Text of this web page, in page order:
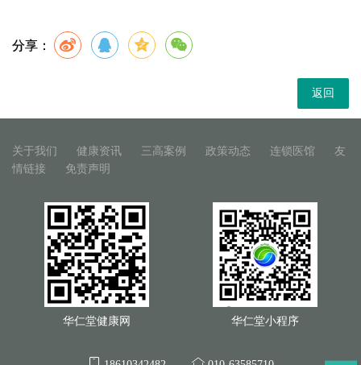
分享：
返回
关于我们 健康资讯 三高案例 政策动态 连锁医馆
友
情链接
免责声明
华仁堂健康网 华仁堂小程序